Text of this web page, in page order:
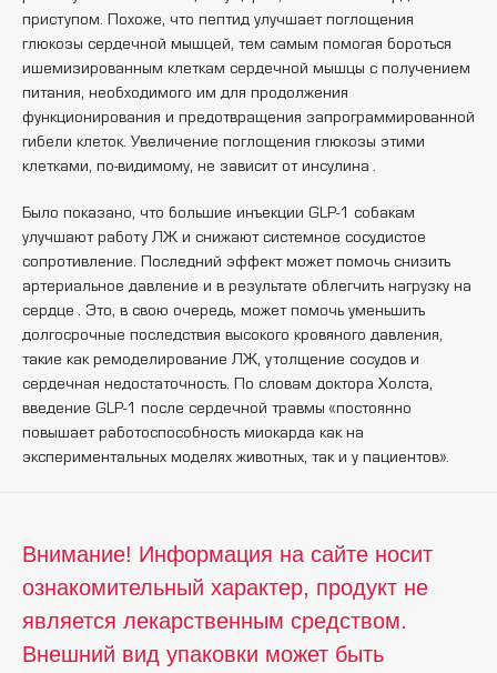
приступом. Похоже, что пептид улучшает поглощения
глюкозы сердечной мышцей, тем самым помогая бороться
ишемизированным клеткам сердечной мышцы с получением
питания, необходимого им для продолжения
функционирования и предотвращения запрограммированной
гибели клеток. Увеличение поглощения глюкозы этими
клетками, по-видимому, не зависит от инсулина .
Было показано, что большие инъекции GLP-1 собакам
улучшают работу ЛЖ и снижают системное сосудистое
сопротивление. Последний эффект может помочь снизить
артериальное давление и в результате облегчить нагрузку на
сердце . Это, в свою очередь, может помочь уменьшить
долгосрочные последствия высокого кровяного давления,
такие как ремоделирование ЛЖ, утолщение сосудов и
сердечная недостаточность. По словам доктора Холста,
введение GLP-1 после сердечной травмы «постоянно
повышает работоспособность миокарда как на
экспериментальных моделях животных, так и у пациентов».
Внимание! Информация на сайте носит
ознакомительный характер, продукт не
является лекарственным средством.
Внешний вид упаковки может быть